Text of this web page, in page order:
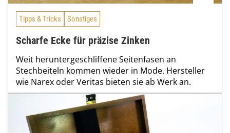
Tipps & Tricks Sonstiges
Scharfe Ecke für präzise Zinken
Weit heruntergeschliffene Seitenfasen an
Stechbeiteln kommen wieder in Mode. Hersteller
wie Narex oder Veritas bieten sie ab Werk an.